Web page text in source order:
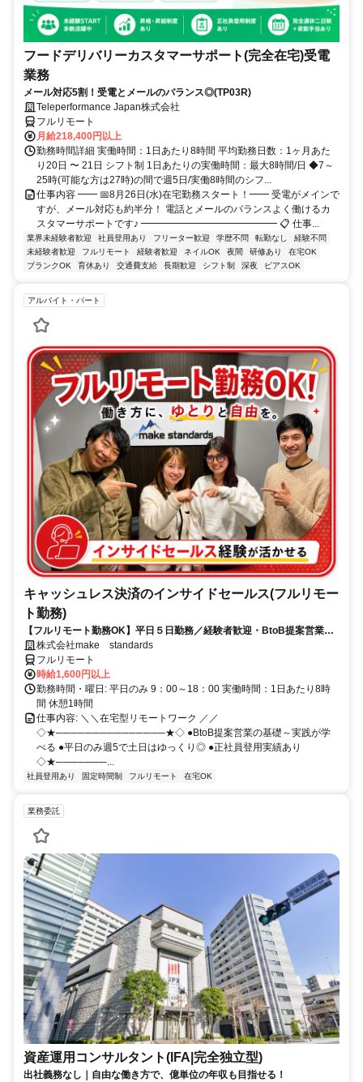
フードデリバリーカスタマーサポート(完全在宅)受電
業務
メール対応5割！受電とメールのバランス◎(TP03R)
Teleperformance Japan株式会社
フルリモート
月給218,400円以上
勤務時間詳細 実働時間：1日あたり8時間 平均勤務日数：1ヶ月あた
り20日 〜 21日 シフト制 1日あたりの実働時間：最大8時間/日 ◆7～
25時(可能な方は27時)の間で週5日/実働8時間のシフ...
仕事内容 ━━ 📅8月26日(水)在宅勤務スタート！━━ 受電がメインで
すが、メール対応も約半分！ 電話とメールのバランスよく働けるカ
スタマーサポートです♪ ━━━━━━━━━━━━━━ 📋 仕事...
業界未経験者歓迎 社員登用あり フリーター歓迎 学歴不問 転勤なし
経験不問
未経験者歓迎
フルリモート 経験者歓迎 ネイルOK 夜間 研修あり
在宅OK
ブランクOK
育休あり 交通費支給 長期歓迎 シフト制 深夜 ピアスOK
アルバイト・パート
キャッシュレス決済のインサイドセールス(フルリモー
ト勤務)
【フルリモート勤務OK】平日５日勤務／経験者歓迎・BtoB提案営業で
スキルアップ
株式会社make standards
フルリモート
時給1,600円以上
勤務時間・曜日: 平日のみ 9：00～18：00 実働時間：1日あたり8時
間 休憩1時間
仕事内容: ＼＼在宅型リモートワーク ／／
◇★───────────────★◇ ●BtoB提案営業の基礎～実践が学
べる ●平日のみ週5で土日はゆっくり◎ ●正社員登用実績あり
◇★───────...
社員登用あり 固定時間制 フルリモート 在宅OK
業務委託
資産運用コンサルタント(IFA|完全独立型)
出社義務なし｜自由な働き方で、億単位の年収も目指せる！